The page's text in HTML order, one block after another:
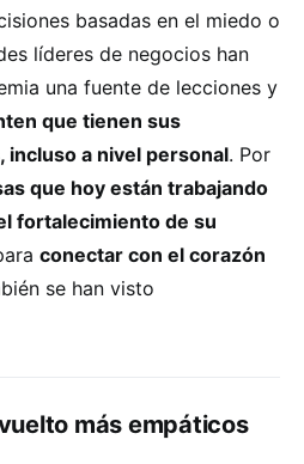
basadas en el miedo o
líderes de negocios han
una fuente de lecciones y
que tienen sus
incluso a nivel personal. Por
que hoy están trabajando
fortalecimiento de su
conectar con el corazón
se han visto
más empáticos